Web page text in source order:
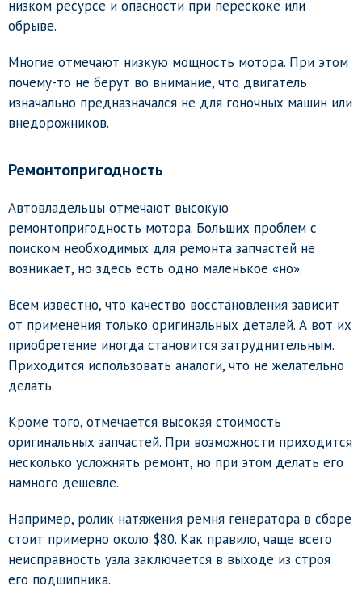
низком ресурсе и опасности при перескоке или
обрыве.
Многие отмечают низкую мощность мотора. При этом
почему-то не берут во внимание, что двигатель
изначально предназначался не для гоночных машин или
внедорожников.
Ремонтопригодность
Автовладельцы отмечают высокую
ремонтопригодность мотора. Больших проблем с
поиском необходимых для ремонта запчастей не
возникает, но здесь есть одно маленькое «но».
Всем известно, что качество восстановления зависит
от применения только оригинальных деталей. А вот их
приобретение иногда становится затруднительным.
Приходится использовать аналоги, что не желательно
делать.
Кроме того, отмечается высокая стоимость
оригинальных запчастей. При возможности приходится
несколько усложнять ремонт, но при этом делать его
намного дешевле.
Например, ролик натяжения ремня генератора в сборе
стоит примерно около $80. Как правило, чаще всего
неисправность узла заключается в выходе из строя
его подшипника.